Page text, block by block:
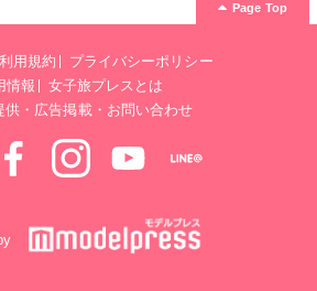
Page Top
利用規約
プライバシーポリシー
情報
女子旅プレスとは
供・広告掲載・お問い合わせ